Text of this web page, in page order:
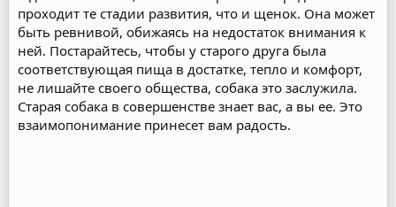
проходит те стадии развития, что и щенок. Она может
быть ревнивой, обижаясь на недостаток внимания к
ней. Постарайтесь, чтобы у старого друга была
соответствующая пища в достатке, тепло и комфорт,
не лишайте своего общества, собака это заслужила.
Старая собака в совершенстве знает вас, а вы ее. Это
взаимопонимание принесет вам радость.